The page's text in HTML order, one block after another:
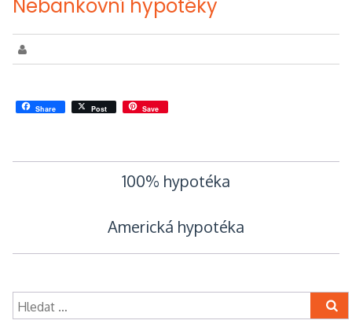
Nebankovní hypotéky
Share Post Save
Navigace100% hypotéka
Americká hypotéka
Vyhledávání